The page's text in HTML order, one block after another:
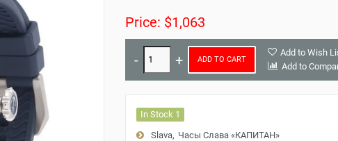
Price: $1,063
ADD TO CART
Add to Wish
Add to
In Stock 1
Slava
Часы Слава «КАПИТАН»